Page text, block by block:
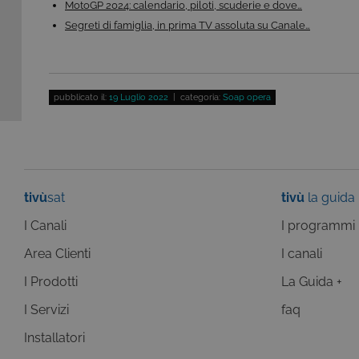
MotoGP 2024: calendario, piloti, scuderie e dove…
Segreti di famiglia, in prima TV assoluta su Canale…
pubblicato il: 19 Luglio 2022 | categoria: Soap opera
tivùsat
I Canali
Area Clienti
I Prodotti
I Servizi
Installatori
tivù la guida
I programmi
I canali
La Guida +
faq
risposta ad azioni da te
selezionati (es. lingua,
ASP.NET_SessionId